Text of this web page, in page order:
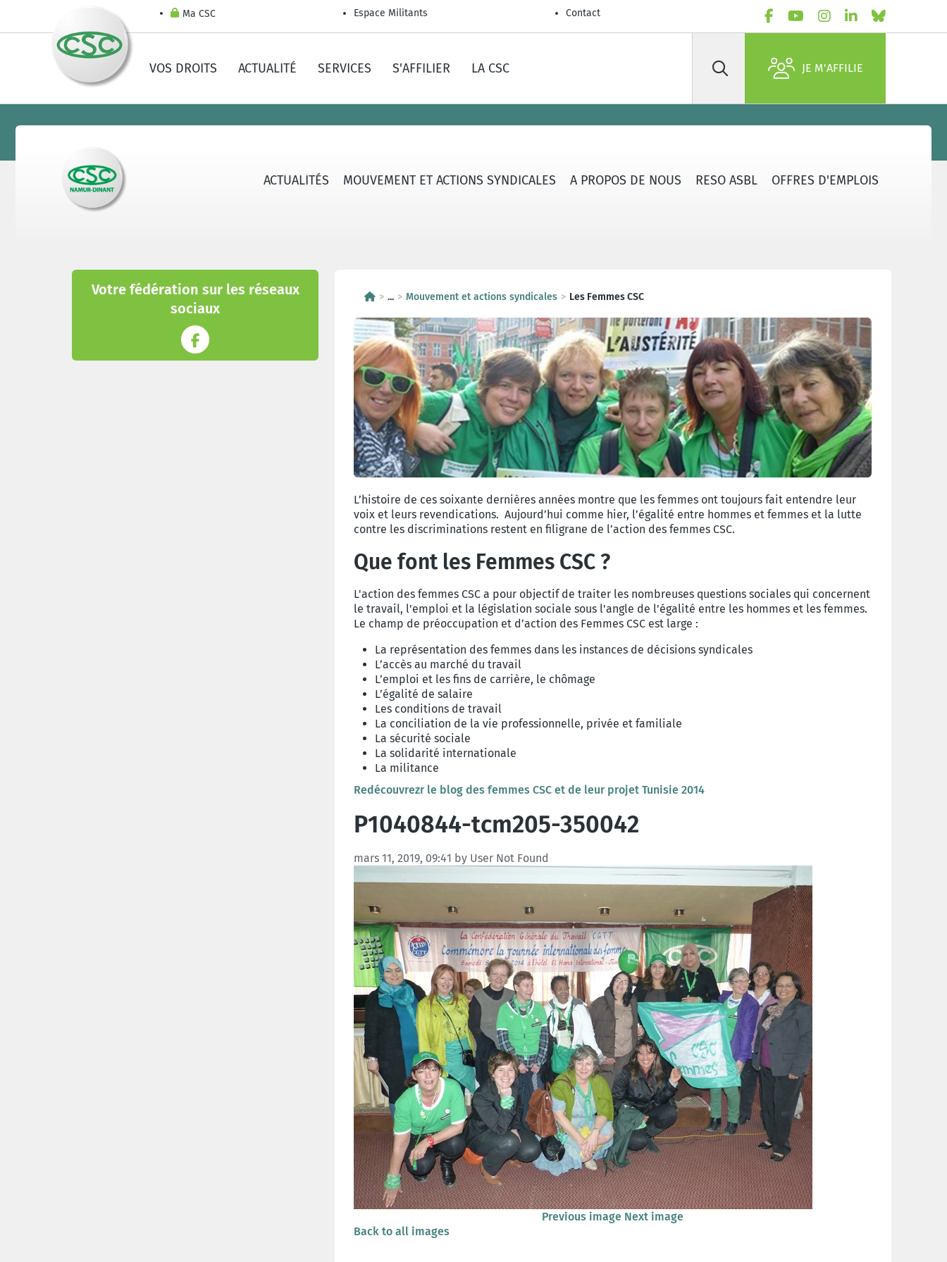
Ma CSC Espace Militants Contact
VOS DROITS ACTUALITÉ SERVICES S'AFFILIER LA CSC Rechercher JE M'AFFILIE
ACTUALITÉS MOUVEMENT ET ACTIONS SYNDICALES A PROPOS DE NOUS RESO ASBL OFFRES D'EMPLOIS
Votre fédération sur les réseaux
sociaux
... Mouvement et actions syndicales Les Femmes CSC
L’histoire de ces soixante dernières années montre que les femmes ont toujours fait entendre leur
voix et leurs revendications. Aujourd’hui comme hier, l’égalité entre hommes et femmes et la lutte
contre les discriminations restent en filigrane de l’action des femmes CSC.
Que font les Femmes CSC ?
L'action des femmes CSC a pour objectif de traiter les nombreuses questions sociales qui concernent
le travail, l'emploi et la législation sociale sous l'angle de l'égalité entre les hommes et les femmes.
Le champ de préoccupation et d’action des Femmes CSC est large :
La représentation des femmes dans les instances de décisions syndicales
L’accès au marché du travail
L’emploi et les fins de carrière, le chômage
L’égalité de salaire
Les conditions de travail
La conciliation de la vie professionnelle, privée et familiale
La sécurité sociale
La solidarité internationale
La militance
Redécouvrezr le blog des femmes CSC et de leur projet Tunisie 2014
P1040844-tcm205-350042
mars 11, 2019, 09:41 by User Not Found
Previous image Next image
Back to all images